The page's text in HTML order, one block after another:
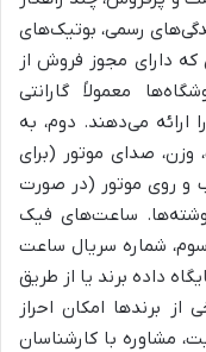
رسمی، بوتیک‌های
که دارای مجوز فروش از
معمولاً گارانتی
ارائه می‌دهند. دوم، به
صدای موتور (برای
و روی موتور (در صورت
ساعت‌های فیک
شماره سریال ساعت
داده برند یا از طریق
برندها امکان احراز
مشاوره با کارشناسان